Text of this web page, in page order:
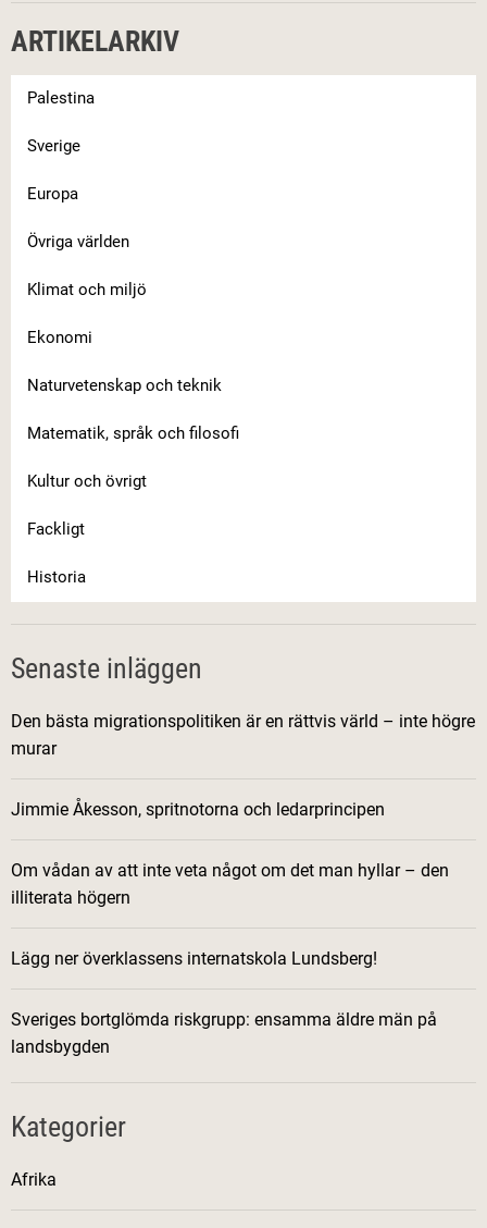
ARTIKELARKIV
Palestina
Sverige
Europa
Övriga världen
Klimat och miljö
Ekonomi
Naturvetenskap och teknik
Matematik, språk och filosofi
Kultur och övrigt
Fackligt
Historia
Senaste inläggen
Den bästa migrationspolitiken är en rättvis värld – inte högre
murar
Jimmie Åkesson, spritnotorna och ledarprincipen
Om vådan av att inte veta något om det man hyllar – den
illiterata högern
Lägg ner överklassens internatskola Lundsberg!
Sveriges bortglömda riskgrupp: ensamma äldre män på
landsbygden
Kategorier
Afrika